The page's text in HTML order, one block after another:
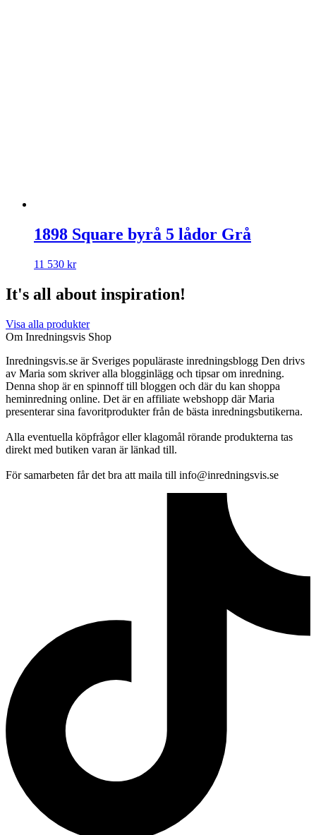
1898 Square byrå 5 lådor Grå
11 530 kr
It's all about inspiration!
Visa alla produkter
Om Inredningsvis Shop
Inredningsvis.se är Sveriges populäraste inredningsblogg Den drivs
av Maria som skriver alla blogginlägg och tipsar om inredning.
Denna shop är en spinnoff till bloggen och där du kan shoppa
heminredning online. Det är en affiliate webshopp där Maria
presenterar sina favoritprodukter från de bästa inredningsbutikerna.
Alla eventuella köpfrågor eller klagomål rörande produkterna tas
direkt med butiken varan är länkad till.
För samarbeten får det bra att maila till info@inredningsvis.se